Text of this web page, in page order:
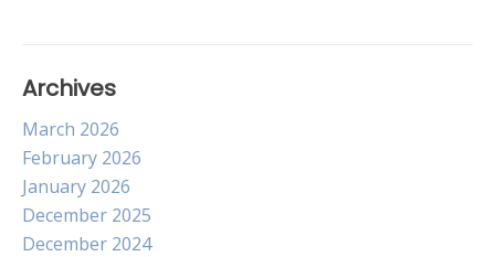
Archives
March 2026
February 2026
January 2026
December 2025
December 2024